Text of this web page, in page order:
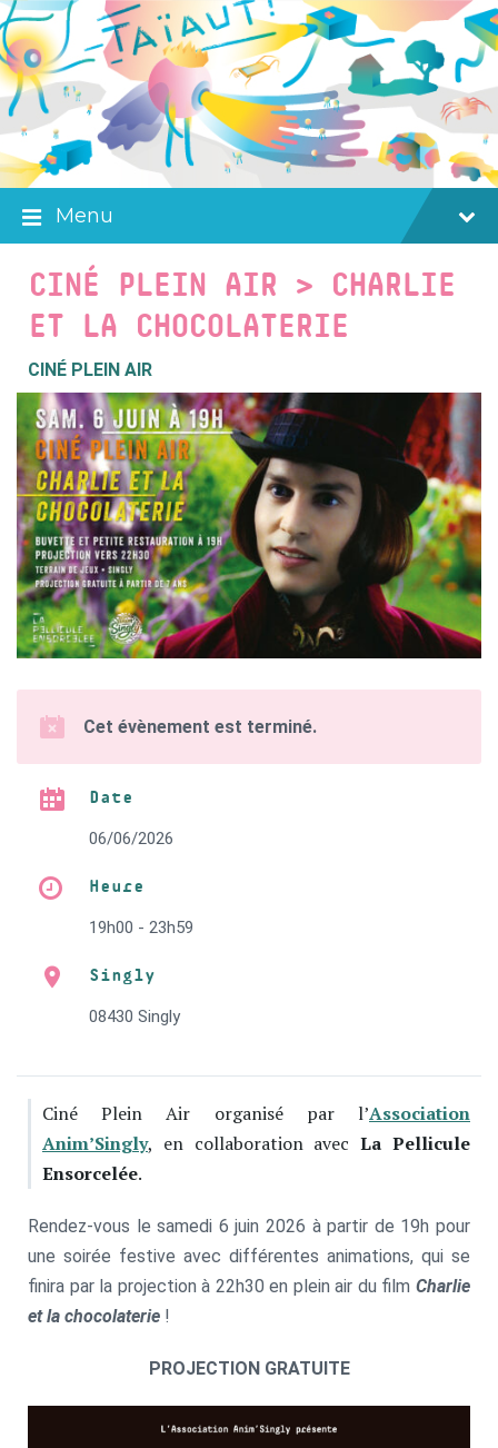
Skip
to
content
Skip
to
main
navigation
Skip
to
footer
Menu
CINÉ PLEIN AIR > CHARLIE
ET LA CHOCOLATERIE
CINÉ PLEIN AIR
Cet évènement est terminé.
Date
06/06/2026
Heure
19h00 - 23h59
Singly
08430 Singly
Ciné Plein Air organisé par l’Association
Anim’Singly, en collaboration avecLa Pellicule
Ensorcelée.
Rendez-vous le samedi 6 juin 2026 à partir de 19h pour
une soirée festive avec différentes animations, qui se
finira par la projection à 22h30 en plein air du film Charlie
et la chocolaterie !
PROJECTION GRATUITE